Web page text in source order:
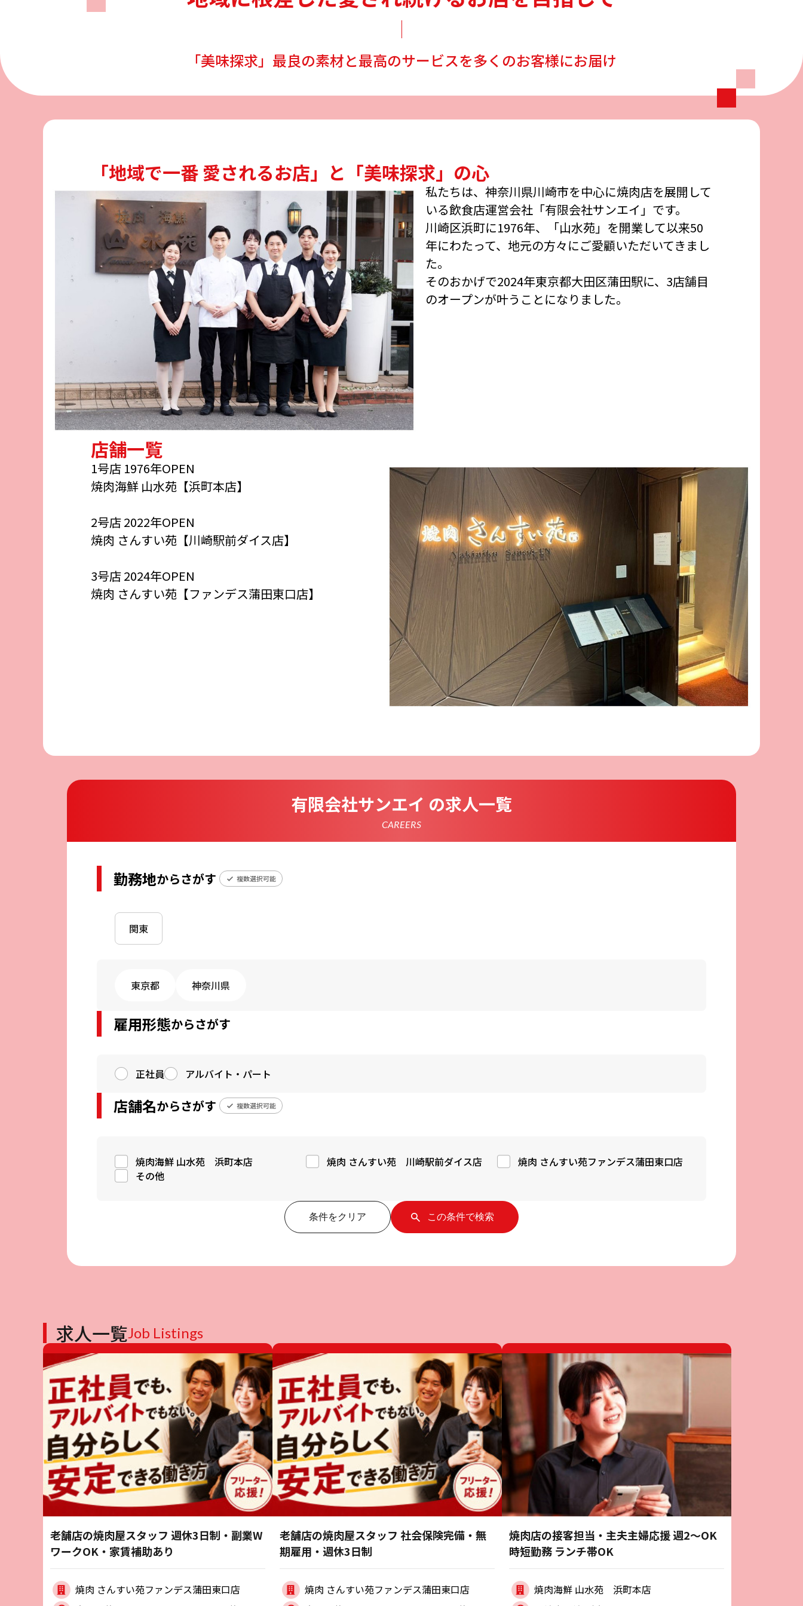
「美味探求」最良の素材と最高のサービスを多くのお客様にお届け
「地域で一番 愛されるお店」と「美味探求」の心
私たちは、神奈川県川崎市を中心に焼肉店を展開して
いる飲食店運営会社「有限会社サンエイ」です。
川崎区浜町に1976年、「山水苑」を開業して以来50
年にわたって、地元の方々にご愛顧いただいてきまし
た。
そのおかげで2024年東京都大田区蒲田駅に、3店舗目
のオープンが叶うことになりました。
店舗一覧
1号店 1976年OPEN
焼肉海鮮 山水苑【浜町本店】
2号店 2022年OPEN
焼肉 さんすい苑【川崎駅前ダイス店】
3号店 2024年OPEN
焼肉 さんすい苑【ファンデス蒲田東口店】
有限会社サンエイ の求人一覧
CAREERS
勤務地からさがす 複数選択可能
関東
東京都 神奈川県
雇用形態からさがす
正社員 アルバイト・パート
店舗名からさがす 複数選択可能
焼肉海鮮 山水苑 浜町本店 焼肉 さんすい苑 川崎駅前ダイス店
焼肉 さんすい苑ファンデス蒲田東口店
その他
条件をクリア この条件で検索
求人一覧Job Listings
老舗店の焼肉屋スタッフ 週休3日制・副業W
ワークOK・家賃補助あり
焼肉 さんすい苑ファンデス蒲田東口店
老舗店の焼肉屋スタッフ 社会保険完備・無
期雇用・週休3日制
焼肉 さんすい苑ファンデス蒲田東口店
焼肉店の接客担当・主夫主婦応援 週2～OK
時短勤務 ランチ帯OK
焼肉海鮮 山水苑 浜町本店